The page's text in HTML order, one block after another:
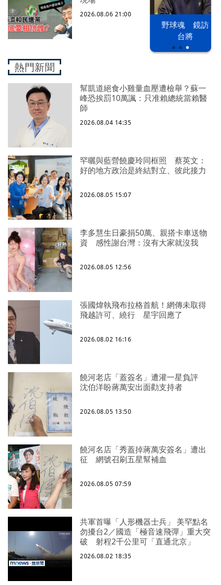
以色列 穹頂
之下
野球魂 鏡訪
台將
2026.08.06 21:00
熱門新聞
幫凱道絕食小雞量血壓遭檢舉？蘇一
峰恐挨罰10萬諷：只准賴總統當賴醫
師
2026.08.04 14:35
罕曬與藍營饒慶玲同框照 蔡英文：
好的地方政治是終結對立、彼此接力
2026.08.05 15:07
李多慧生日豪捐50萬、親搭卡車送物
資 感性謝台灣：沒有大家就沒我
2026.08.05 12:56
張國煒執飛布拉格首航！網傳未取得
飛越許可、繞行 星宇回應了
2026.08.02 16:16
饒河老店「蓋簽名」遭灌一星負評
沈伯洋盼蔣萬安出面勸支持者
2026.08.05 13:50
饒河名店「秀蓋掉蔣萬安簽名」遭出
征 網號召刷五星幫補血
2026.08.05 07:59
共軍首曝「人形機器士兵」 美罕點名
勿擾台2／國造「極音速飛彈」重大突
破 射程2千公里可「直通北京」
2026.08.02 18:35